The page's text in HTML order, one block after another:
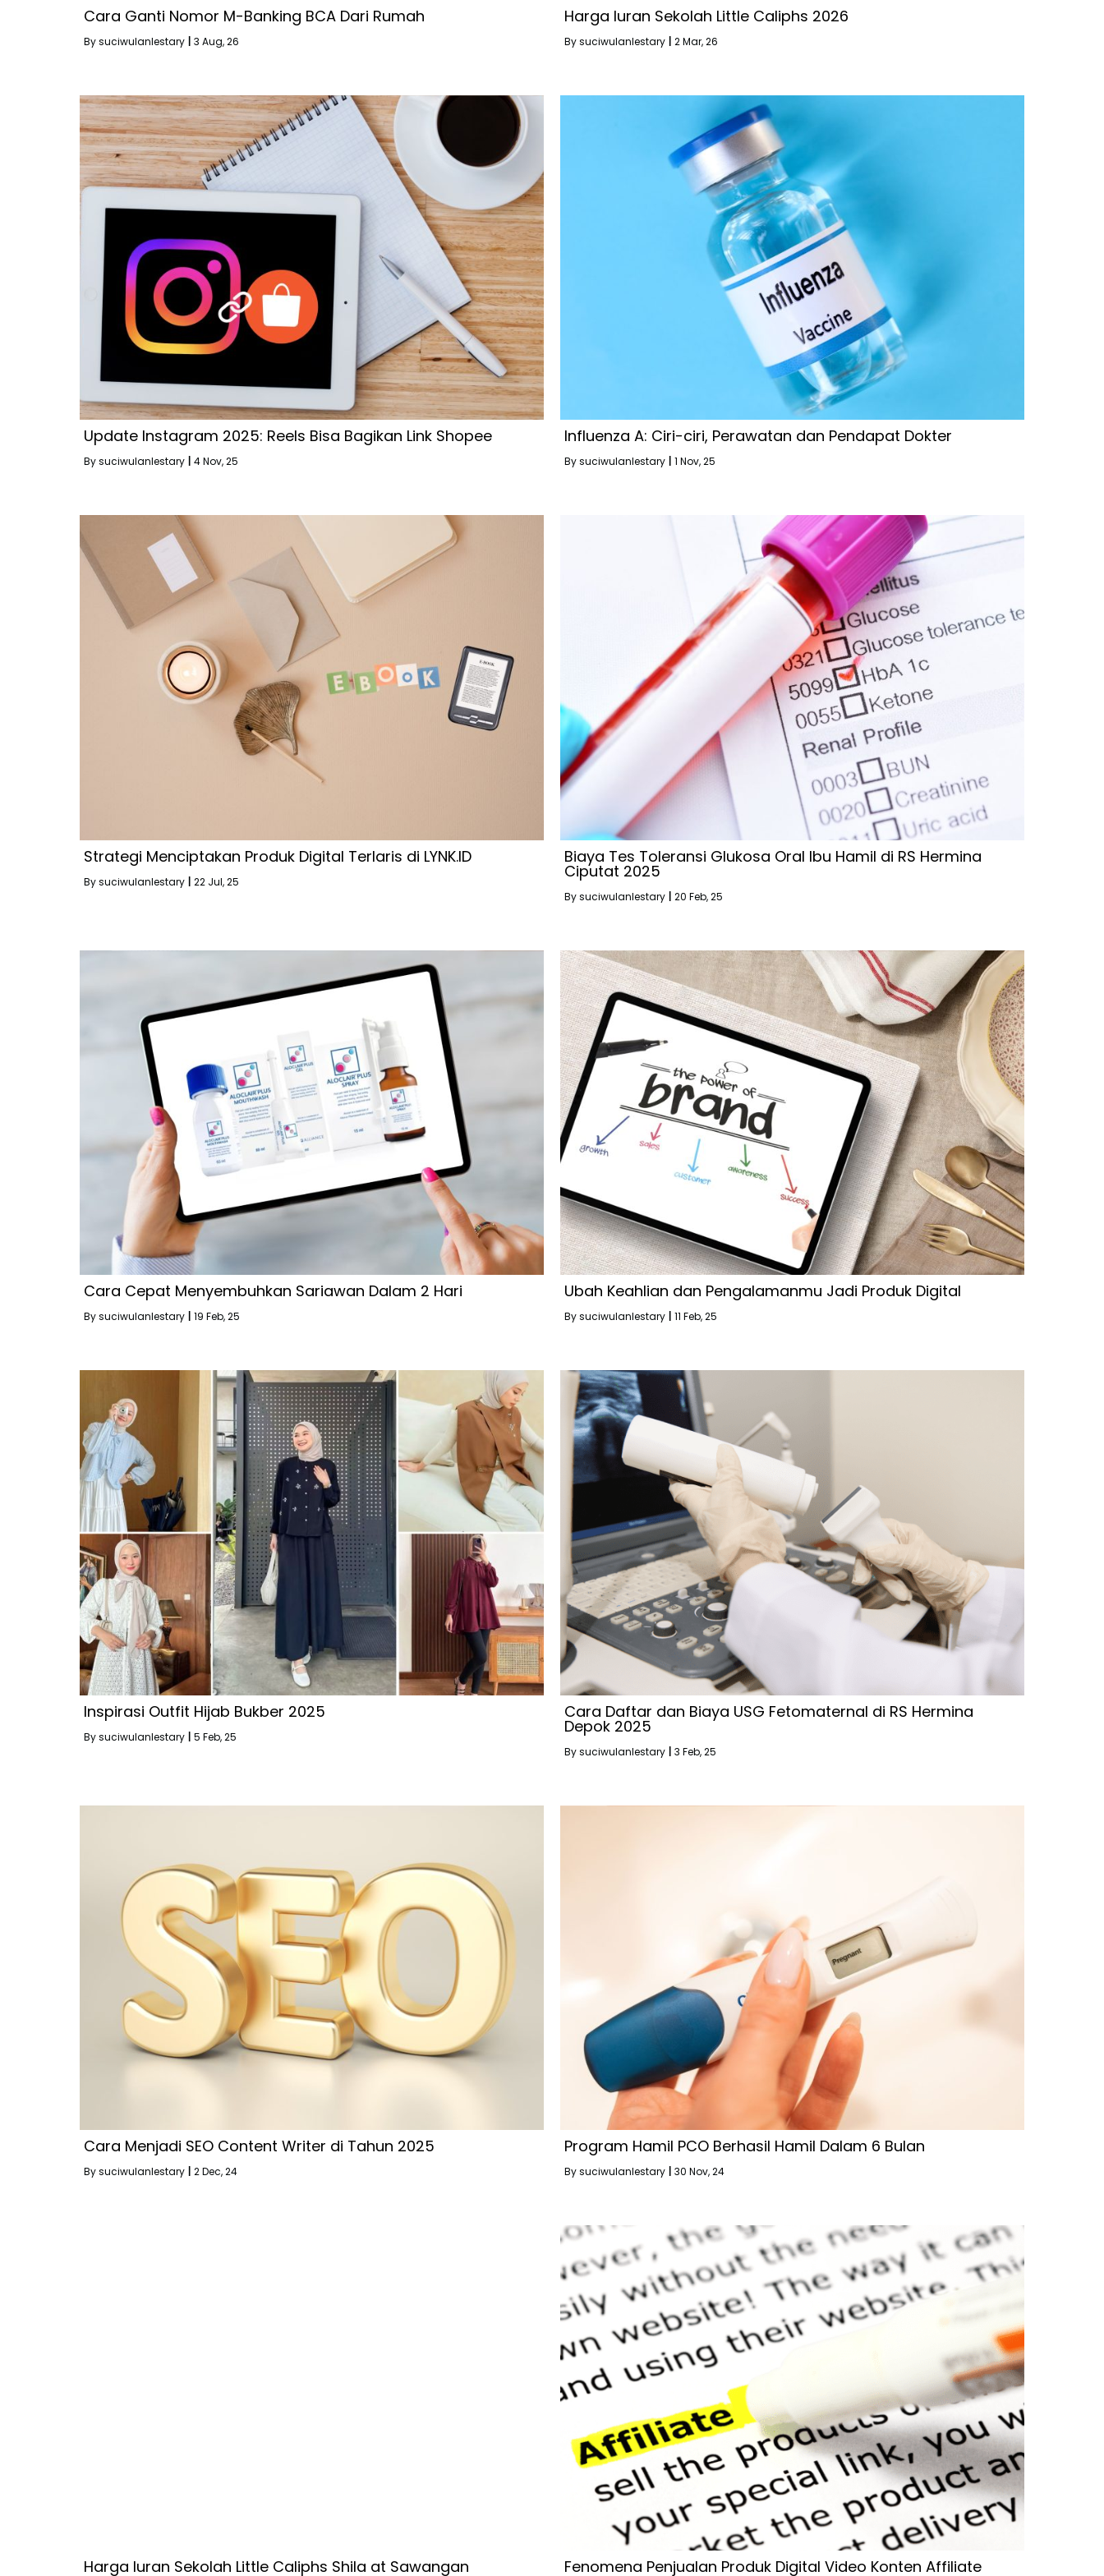
Cara Ganti Nomor M-Banking BCA Dari Rumah
Bysuciwulanlestary 3 Aug, 26
Harga Iuran Sekolah Little Caliphs 2026
Bysuciwulanlestary 2Mar, 26
Update Instagram 2025: Reels Bisa Bagikan Link Shopee
Bysuciwulanlestary 4Nov, 25
Influenza A: Ciri-ciri, Perawatan dan Pendapat Dokter
Bysuciwulanlestary 1 Nov, 25
Strategi Menciptakan Produk Digital Terlaris di LYNK.ID
Bysuciwulanlestary 22 Jul, 25
Biaya Tes Toleransi Glukosa Oral Ibu Hamil di RS Hermina
Ciputat 2025
Bysuciwulanlestary 20 Feb, 25
Cara Cepat Menyembuhkan Sariawan Dalam 2 Hari
Bysuciwulanlestary 19 Feb, 25
Ubah Keahlian dan Pengalamanmu Jadi Produk Digital
Bysuciwulanlestary 11 Feb, 25
Inspirasi Outfit Hijab Bukber 2025
Bysuciwulanlestary 5 Feb, 25
Cara Daftar dan Biaya USG Fetomaternal di RS Hermina
Depok 2025
Bysuciwulanlestary 3 Feb, 25
Cara Menjadi SEO Content Writer di Tahun 2025
Bysuciwulanlestary 2Dec, 24
Program Hamil PCO Berhasil Hamil Dalam 6 Bulan
Bysuciwulanlestary 30 Nov, 24
Harga Iuran Sekolah Little Caliphs Shila at Sawangan Fenomena Penjualan Produk Digital Video Konten Affiliate